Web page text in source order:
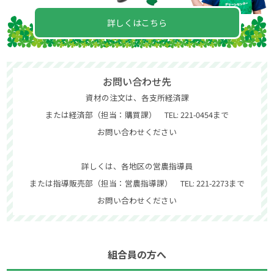
詳しくはこちら
お問い合わせ先
資材の注文は、各支所経済課
または経済部（担当：購買課） TEL: 221-0454まで
お問い合わせください
詳しくは、各地区の営農指導員
または指導販売部（担当：営農指導課） TEL: 221-2273まで
お問い合わせください
組合員の方へ